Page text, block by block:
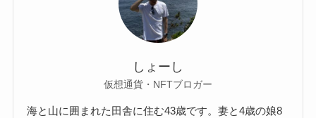
しょーし
仮想通貨・NFTブロガー
海と山に囲まれた田舎に住む43歳です。妻と4歳の娘8